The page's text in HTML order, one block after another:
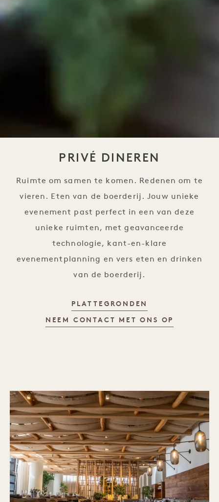
PRIVÉ DINEREN
Ruimte om samen te komen. Redenen om te
vieren. Eten van de boerderij. Jouw unieke
evenement past perfect in een van deze
unieke ruimten, met geavanceerde
technologie, kant-en-klare
evenementplanning en vers eten en drinken
van de boerderij.
PLATTEGRONDEN
NEEM CONTACT MET ONS OP